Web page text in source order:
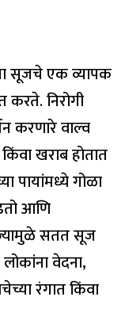
सूजचे एक व्यापक
करते. निरोगी
करणारे वाल्व
खराब होतात
पायांमध्ये गोळा
आणि
सतत सूज
वेदना,
रंगात किंवा